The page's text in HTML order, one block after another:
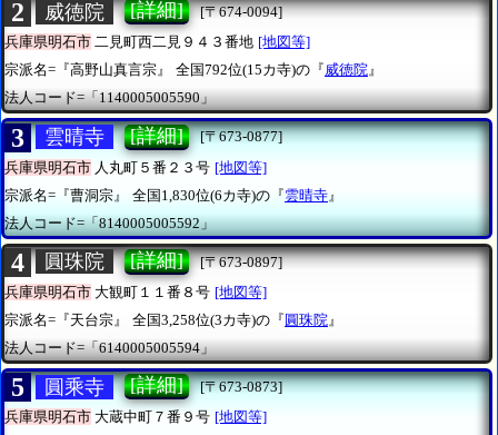
2 威徳院 [詳細]
[〒674-0094]
兵庫県明石市 二見町西二見９４３番地 [地図等]
宗派名=『高野山真言宗』
全国792位(15カ寺)の『威徳院』
法人コード=「1140005005590」
3 雲晴寺 [詳細]
[〒673-0877]
兵庫県明石市 人丸町５番２３号 [地図等]
宗派名=『曹洞宗』
全国1,830位(6カ寺)の『雲晴寺 』
法人コード=「8140005005592」
4 圓珠院 [詳細]
[〒673-0897]
兵庫県明石市 大観町１１番８号 [地図等]
宗派名=『天台宗』
全国3,258位(3カ寺)の『 圓珠院 』
法人コード=「6140005005594」
5 圓乘寺 [詳細]
[〒673-0873]
兵庫県明石市 大蔵中町７番９号 [地図等]